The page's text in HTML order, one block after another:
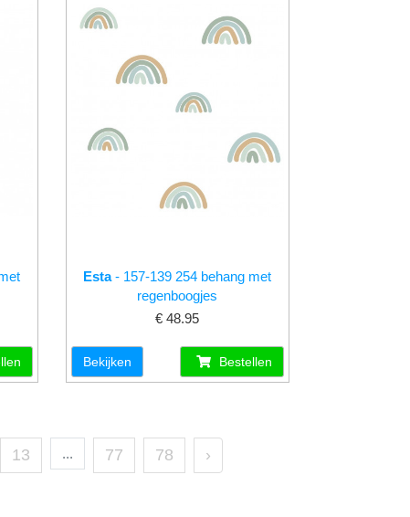
Esta- 157-139 254 behang met
regenboogjes
€ 48.95
Bekijken Bestellen
13 ... 77 78 ›